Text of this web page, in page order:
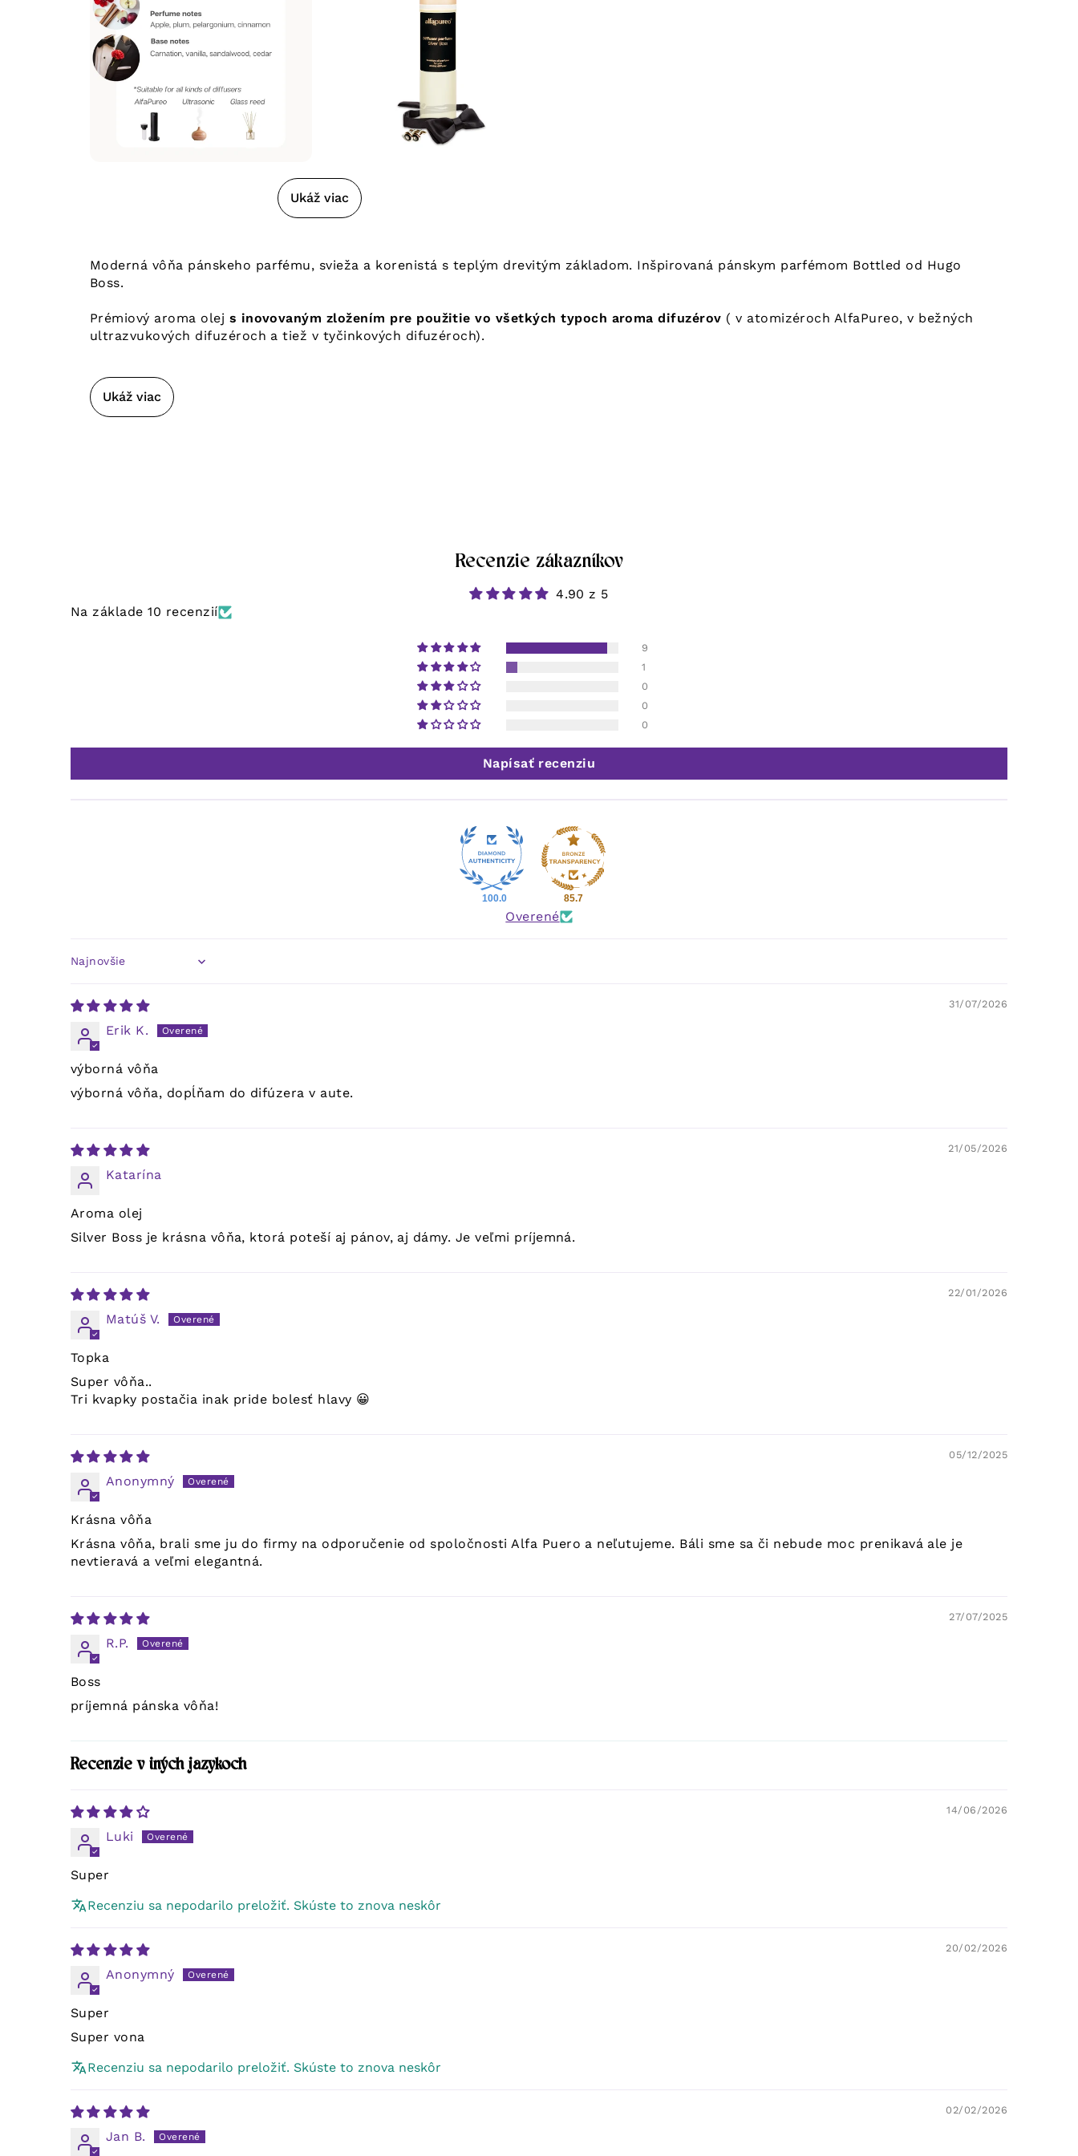
Ukáž viac
Moderná vôňa pánskeho parfému, svieža a korenistá s teplým drevitým základom. Inšpirovaná pánskym parfémom Bottled od Hugo
Boss.
Prémiový aroma olej s inovovaným zložením pre použitie vo všetkých typoch aroma difuzérov ( v atomizéroch AlfaPureo, v bežných
ultrazvukových difuzéroch a tiež v tyčinkových difuzéroch).
Ukáž viac
Recenzie zákazníkov
4.90 z 5
Na základe 10 recenzií
9
1
0
0
0
Napísať recenziu
100.0 85.7
Overené
Sort by
31/07/2026
Erik K.
výborná vôňa
výborná vôňa, dopĺňam do difúzera v aute.
21/05/2026
Katarína
Aroma olej
Silver Boss je krásna vôňa, ktorá poteší aj pánov, aj dámy. Je veľmi príjemná.
22/01/2026
Matúš V.
Topka
Super vôňa..
Tri kvapky postačia inak pride bolesť hlavy 😀
05/12/2025
Anonymný
Krásna vôňa
Krásna vôňa, brali sme ju do firmy na odporučenie od spoločnosti Alfa Puero a neľutujeme. Báli sme sa či nebude moc prenikavá ale je
nevtieravá a veľmi elegantná.
27/07/2025
R.P.
Boss
príjemná pánska vôňa!
Recenzie v iných jazykoch
14/06/2026
Luki
Super
Recenziu sa nepodarilo preložiť. Skúste to znova neskôr
20/02/2026
Anonymný
Super
Super vona
Recenziu sa nepodarilo preložiť. Skúste to znova neskôr
02/02/2026
Jan B.